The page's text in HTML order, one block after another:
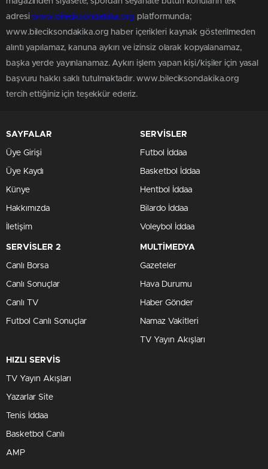
adresiwww.bileciksondakika.org platformunda;
www.bileciksondakika.org haber içerikleri kaynak gösterilmeden
alıntı yapılamaz, kanuna aykırı ve izinsiz olarak kopyalanamaz,
başka yerde yayınlanamaz. Aykırı işlem yapan kişi/kişiler için yasal
başvuru hakkı saklı tutulmaktadır. www.bileciksondakika.org
tercih ettiğiniz için teşekkür ederiz.
SAYFALAR
Üye Girişi
Üye Kaydı
Künye
Hakkımızda
İletişim
SERVİSLER
Futbol İddaa
Basketbol İddaa
Hentbol İddaa
Bilardo İddaa
Voleybol İddaa
SERVİSLER 2
Canlı Borsa
Canlı Sonuçlar
Canlı TV
Futbol Canlı Sonuçlar
MULTİMEDYA
Gazeteler
Hava Durumu
Haber Gönder
Namaz Vakitleri
TV Yayın Akışları
HIZLI SERVİS
TV Yayın Akışları
Yazarlar Site
Tenis İddaa
Basketbol Canlı
AMP